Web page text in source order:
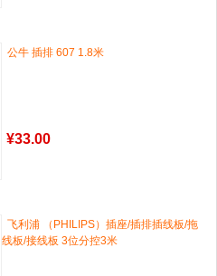
公牛 插排 607 1.8米
¥33.00
飞利浦 （PHILIPS）插座/插排插线板/拖
线板/接线板 3位分控3米